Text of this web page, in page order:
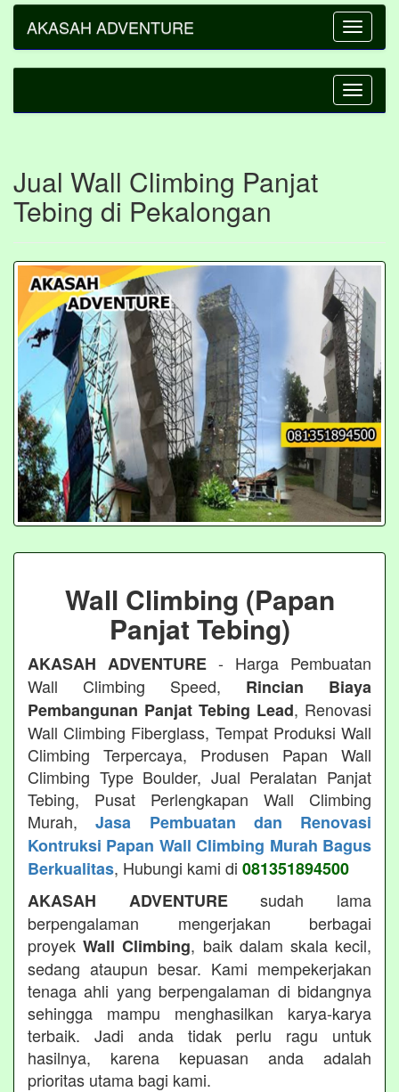
Toggle
AKASAH ADVENTURE
Toggle
Jual Wall Climbing Panjat
Tebing di Pekalongan
Wall Climbing (Papan
Panjat Tebing)
AKASAH ADVENTURE - Harga Pembuatan
Wall Climbing Speed, Rincian Biaya
Pembangunan Panjat Tebing Lead, Renovasi
Wall Climbing Fiberglass, Tempat Produksi Wall
Climbing Terpercaya, Produsen Papan Wall
Climbing Type Boulder, Jual Peralatan Panjat
Tebing, Pusat Perlengkapan Wall Climbing
Murah,Jasa Pembuatan dan Renovasi
Kontruksi Papan Wall Climbing Murah Bagus
Berkualitas, Hubungi kami di 081351894500
AKASAH ADVENTUREsudah lama
berpengalaman mengerjakan berbagai
proyekWall Climbing, baik dalam skala kecil,
sedang ataupun besar. Kami mempekerjakan
tenaga ahli yang berpengalaman di bidangnya
sehingga mampu menghasilkan karya-karya
terbaik. Jadi anda tidak perlu ragu untuk
hasilnya, karena kepuasan anda adalah
prioritas utama bagi kami.